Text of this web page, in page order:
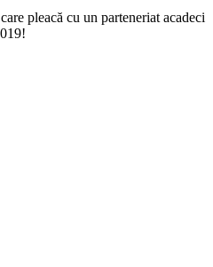
pleacă cu un parteneriat acadeci